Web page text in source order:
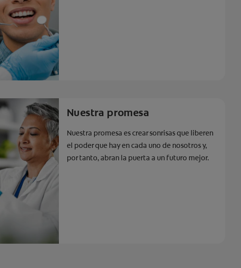
Nuestra promesa
Nuestra promesa es crear sonrisas que liberen
el poder que hay en cada uno de nosotros y,
por tanto, abran la puerta a un futuro mejor.